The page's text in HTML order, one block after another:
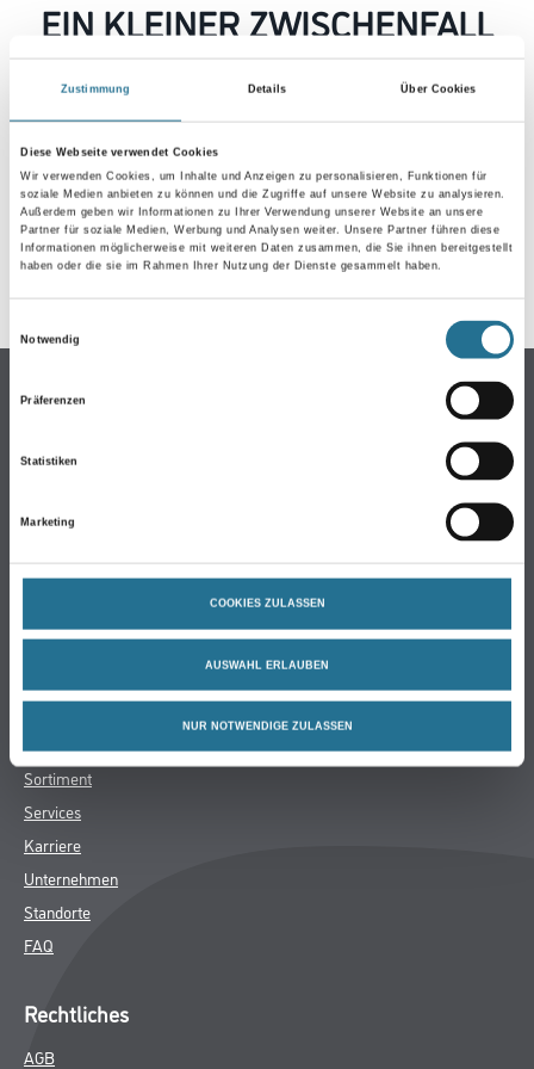
Zustimmung Details Über Cookies
Diese Webseite verwendet Cookies
Wir verwenden Cookies, um Inhalte und Anzeigen zu personalisieren, Funktionen für
soziale Medien anbieten zu können und die Zugriffe auf unsere Website zu analysieren.
Außerdem geben wir Informationen zu Ihrer Verwendung unserer Website an unsere
Partner für soziale Medien, Werbung und Analysen weiter. Unsere Partner führen diese
Informationen möglicherweise mit weiteren Daten zusammen, die Sie ihnen bereitgestellt
haben oder die sie im Rahmen Ihrer Nutzung der Dienste gesammelt haben.
Notwendig
Präferenzen
Statistiken
Marketing
COOKIES ZULASSEN
AUSWAHL ERLAUBEN
NUR NOTWENDIGE ZULASSEN
EIN KLEINER ZWISCHENFALL
IST AUFGETRETEN
Keine Sorge, wir pinseln schon an der Lösung und
werden das Problem so schnell wie möglich beheben.
Erkunden Sie in der Zwischenzeit unseren Online-Shop
und lassen Sie sich inspirieren.
ZURÜCK ZUM ONLINE-SHOP
Online-Shop
WDV-Systeme
Putze- und Spachtelmassen
Bodenbeläge
Werkzeuge & Maschinen
Winkler & Gräbner
Sortiment
Services
Karriere
Unternehmen
Standorte
FAQ
Rechtliches
AGB